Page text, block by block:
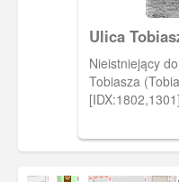
Ulica
Nieistniejący
Tobiasza
[IDX:1802,1301]